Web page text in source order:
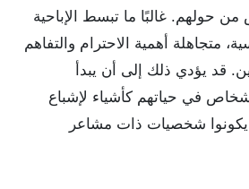
حولهم. غالبًا ما تبسط الإباحية
متجاهلة أهمية الاحترام والتفاهم
قد يؤدي ذلك إلى أن يبدأ
في حياتهم كأشياء لإشباع
يكونوا شخصيات ذات مشاعر